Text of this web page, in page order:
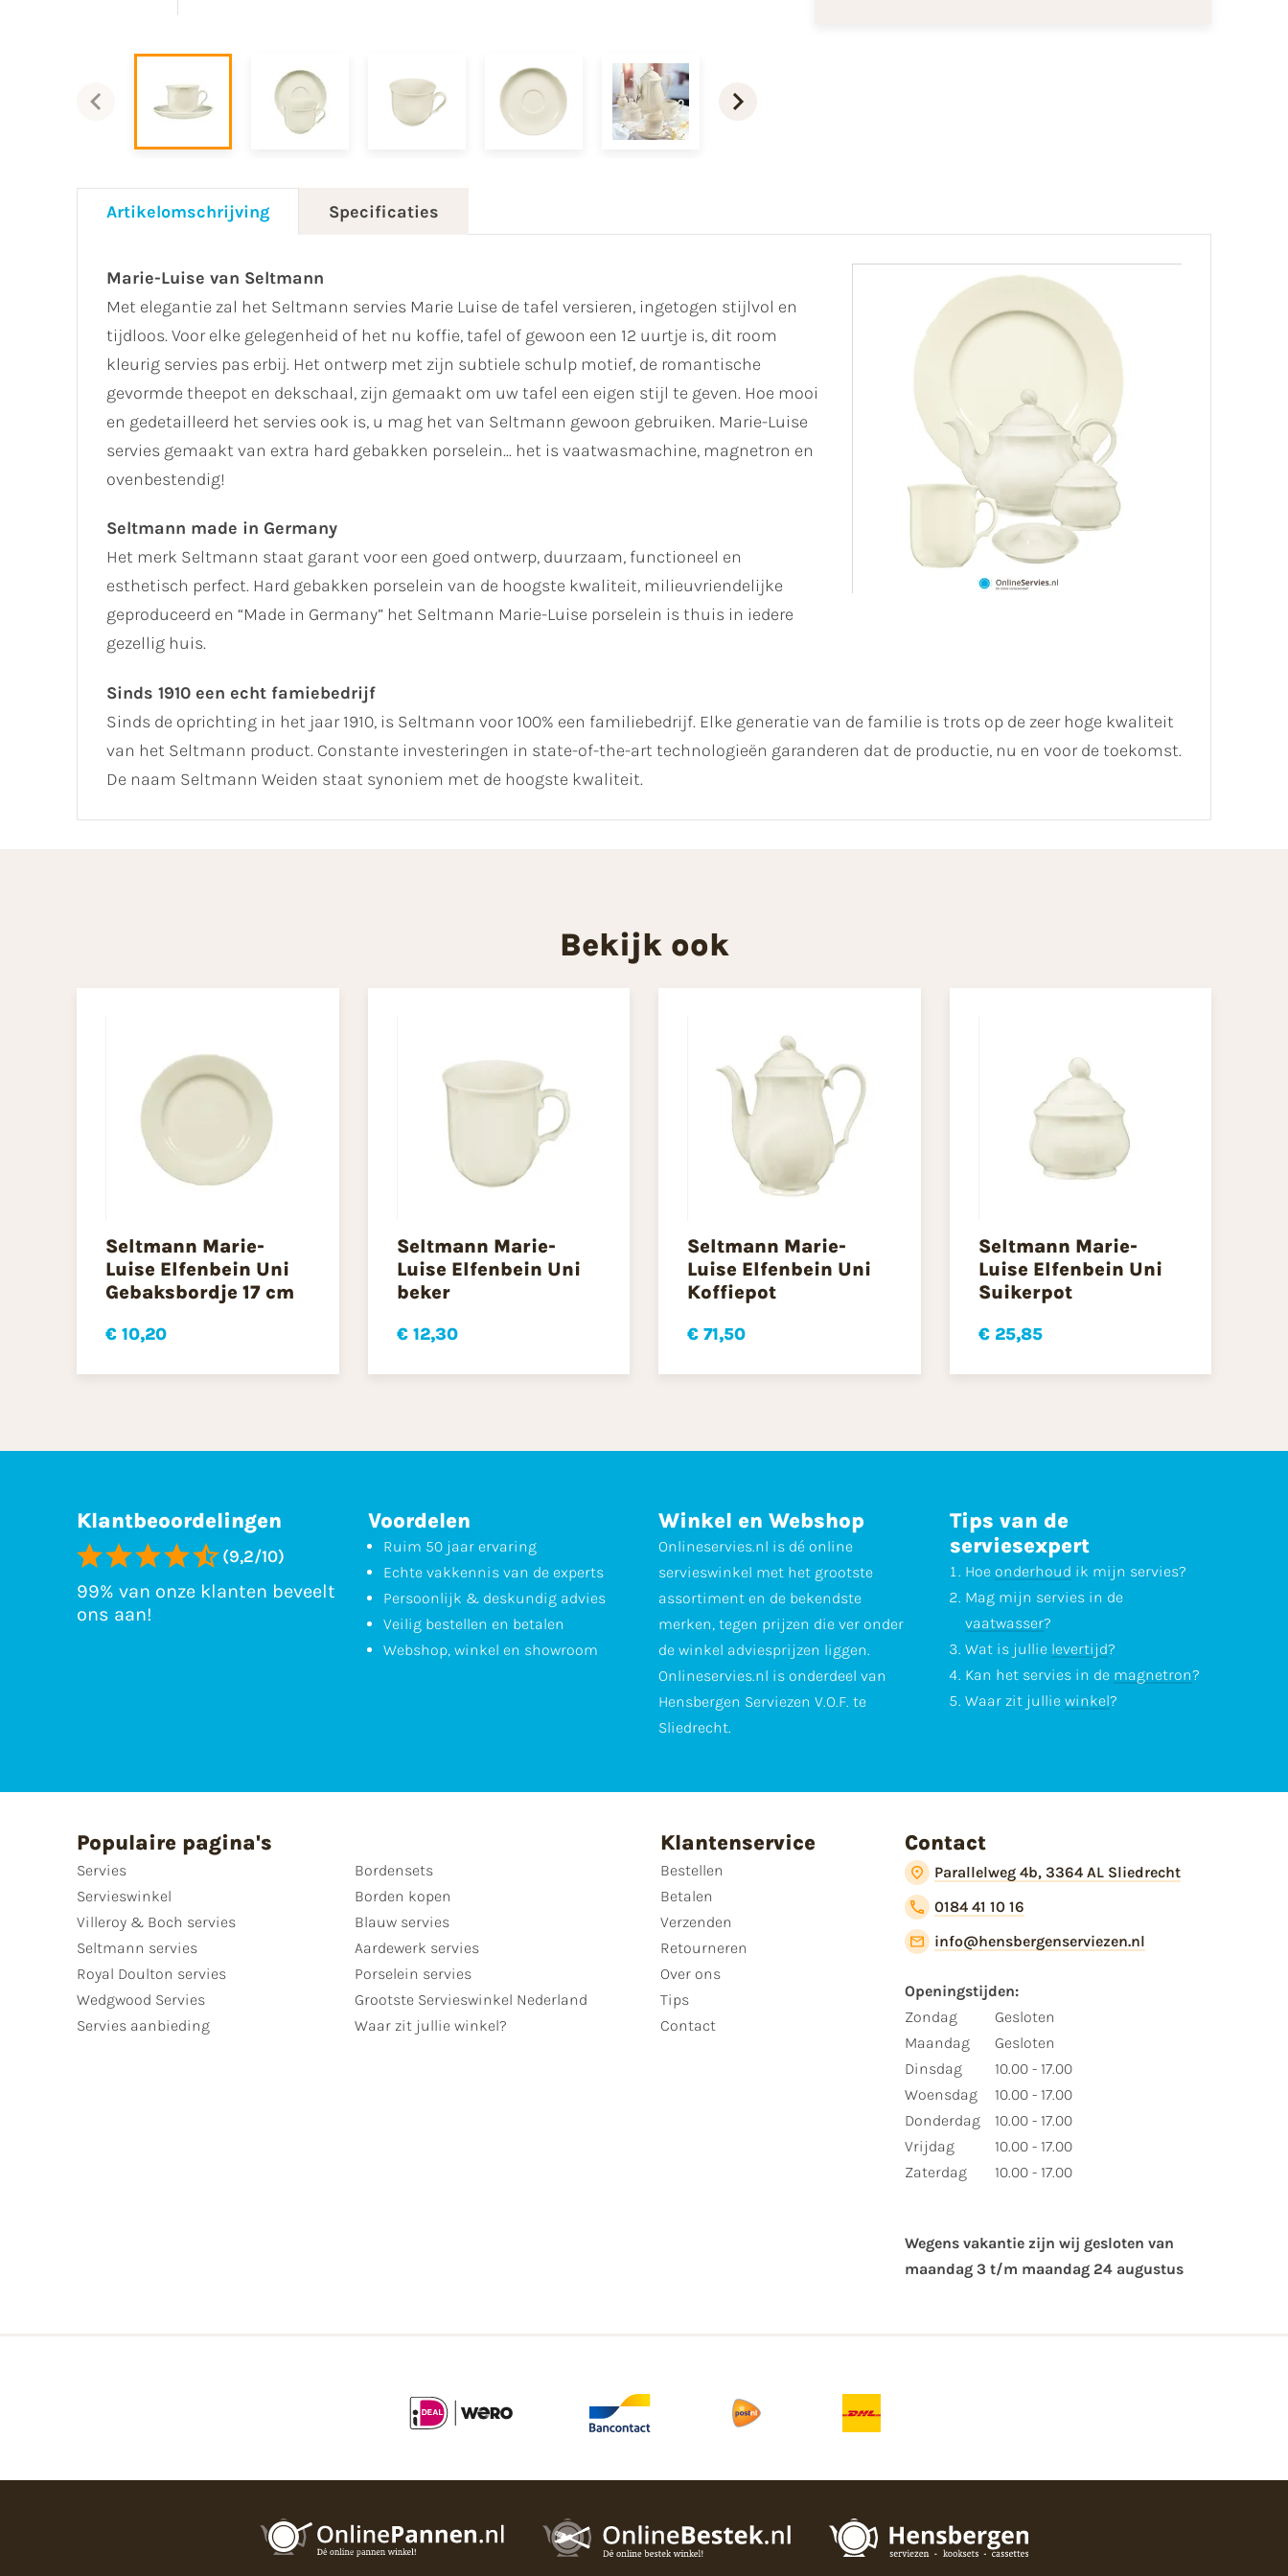
Artikelomschrijving Specificaties
Marie-Luise van Seltmann
Met elegantie zal het Seltmann servies Marie Luise de tafel versieren, ingetogen stijlvol en
tijdloos. Voor elke gelegenheid of het nu koffie, tafel of gewoon een 12 uurtje is, dit room
kleurig servies pas erbij. Het ontwerp met zijn subtiele schulp motief, de romantische
gevormde theepot en dekschaal, zijn gemaakt om uw tafel een eigen stijl te geven. Hoe mooi
en gedetailleerd het servies ook is, u mag het van Seltmann gewoon gebruiken. Marie-Luise
servies gemaakt van extra hard gebakken porselein... het is vaatwasmachine, magnetron en
ovenbestendig!
Seltmann made in Germany
Het merk Seltmann staat garant voor een goed ontwerp, duurzaam, functioneel en
esthetisch perfect. Hard gebakken porselein van de hoogste kwaliteit, milieuvriendelijke
geproduceerd en “Made in Germany” het Seltmann Marie-Luise porselein is thuis in iedere
gezellig huis.
Sinds 1910 een echt famiebedrijf
Sinds de oprichting in het jaar 1910, is Seltmann voor 100% een familiebedrijf. Elke generatie van de familie is trots op de zeer hoge kwaliteit
van het Seltmann product. Constante investeringen in state-of-the-art technologieën garanderen dat de productie, nu en voor de toekomst.
De naam Seltmann Weiden staat synoniem met de hoogste kwaliteit.
Bekijk ook
Seltmann Marie-
Luise Elfenbein Uni
Gebaksbordje 17 cm
€ 10,20
Seltmann Marie-
Luise Elfenbein Uni
beker
€ 12,30
Seltmann Marie-
Luise Elfenbein Uni
Koffiepot
€ 71,50
Seltmann Marie-
Luise Elfenbein Uni
Suikerpot
€ 25,85
Klantbeoordelingen
(9,2/10)
99% van onze klanten beveelt
ons aan!
Voordelen
Ruim 50 jaar ervaring
Echte vakkennis van de experts
Persoonlijk & deskundig advies
Veilig bestellen en betalen
Webshop, winkel en showroom
Winkel en Webshop
Onlineservies.nl is dé online
servieswinkel met het grootste
assortiment en de bekendste
merken, tegen prijzen die ver onder
de winkel adviesprijzen liggen.
Onlineservies.nl is onderdeel van
Hensbergen Serviezen V.O.F. te
Sliedrecht.
Tips van de
serviesexpert
Hoe onderhoud ik mijn servies?
Mag mijn servies in de
vaatwasser?
Wat is jullie levertijd?
Kan het servies in de magnetron?
Waar zit jullie winkel?
Populaire pagina's
Servies
Servieswinkel
Villeroy & Boch servies
Seltmann servies
Royal Doulton servies
Wedgwood Servies
Servies aanbieding
Bordensets
Borden kopen
Blauw servies
Aardewerk servies
Porselein servies
Grootste Servieswinkel Nederland
Waar zit jullie winkel?
Klantenservice
Bestellen
Betalen
Verzenden
Retourneren
Over ons
Tips
Contact
Contact
Parallelweg 4b, 3364 AL Sliedrecht
0184 41 10 16
info@hensbergenserviezen.nl
Openingstijden:
Zondag
Maandag
Dinsdag
Woensdag
Donderdag
Vrijdag
Zaterdag
Gesloten
Gesloten
10.00 - 17.00
10.00 - 17.00
10.00 - 17.00
10.00 - 17.00
10.00 - 17.00
Wegens vakantie zijn wij gesloten van ​
maandag 3 t/m maandag 24 augustus